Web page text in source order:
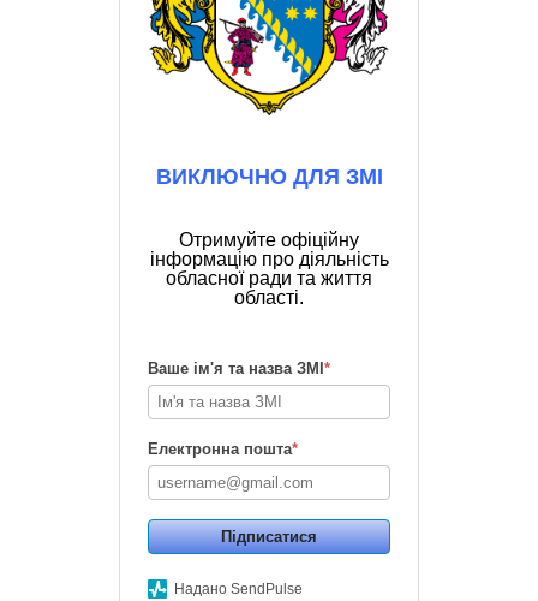
ВИКЛЮЧНО ДЛЯ ЗМІ
Отримуйте офіційну
інформацію про діяльність
обласної ради та життя
області.
Ваше ім'я та назва ЗМІ *
Електронна пошта*
Підписатися
Надано SendPulse